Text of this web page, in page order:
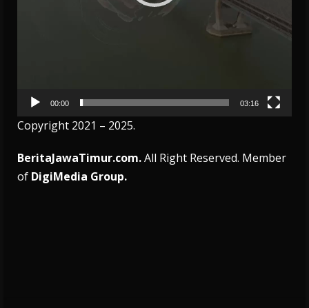
00:00 03:16
Copyright 2021 – 2025.
BeritaJawaTimur.com.All Right Reserved. Member
of DigiMedia Group.